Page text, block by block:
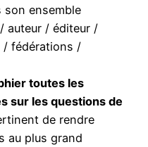
son ensemble
auteur / éditeur /
/ fédérations /
toutes les
sur les questions de
de rendre
au plus grand